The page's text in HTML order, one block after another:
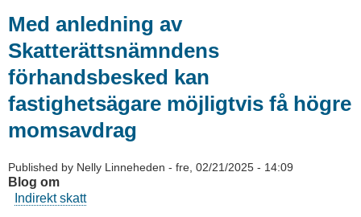
Med anledning av
Skatterättsnämndens
förhandsbesked kan
fastighetsägare möjligtvis få högre
momsavdrag
Published by Nelly Linneheden - fre, 02/21/2025 - 14:09
Blog om
Indirekt skatt